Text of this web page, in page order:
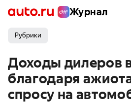
Журнал
Рубрики
Доходы дилеров
благодаря
спросу на